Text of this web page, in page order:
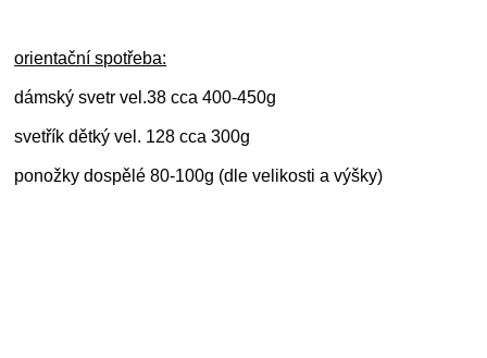
orientační spotřeba:
dámský svetr vel.38 cca 400-450g
svetřík dětký vel. 128 cca 300g
ponožky dospělé 80-100g (dle velikosti a výšky)